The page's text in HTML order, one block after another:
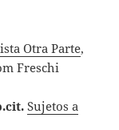
Otra Parte,
Freschi
Sujetos a